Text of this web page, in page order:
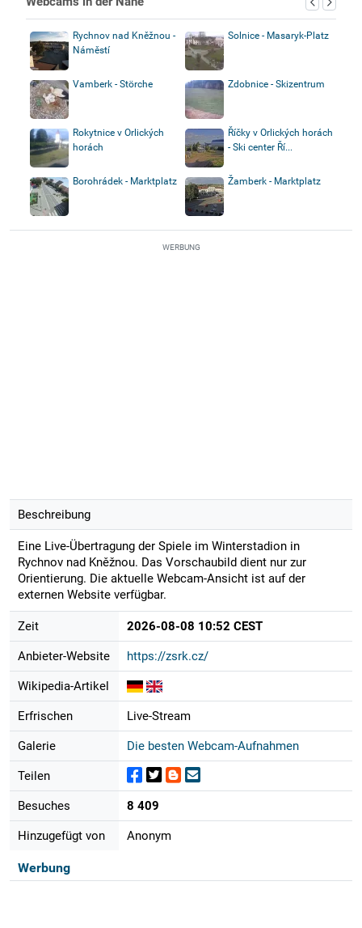
Rychnov nad Kněžnou -
Náměstí
Solnice - Masaryk-Platz
Vamberk - Störche Zdobnice - Skizentrum
Rokytnice v Orlických
horách
Říčky v Orlických horách
- Ski center Ří...
Borohrádek - Marktplatz Žamberk - Marktplatz
WERBUNG
Beschreibung
Eine Live-Übertragung der Spiele im Winterstadion in
Rychnov nad Kněžnou. Das Vorschaubild dient nur zur
Orientierung. Die aktuelle Webcam-Ansicht ist auf der
externen Website verfügbar.
Zeit 2026-08-08 10:52 CEST
Anbieter-Website https://zsrk.cz/
Wikipedia-Artikel
Erfrischen Live-Stream
Galerie Die besten Webcam-Aufnahmen
Teilen
Besuches 8 409
Hinzugefügt von Anonym
Werbung